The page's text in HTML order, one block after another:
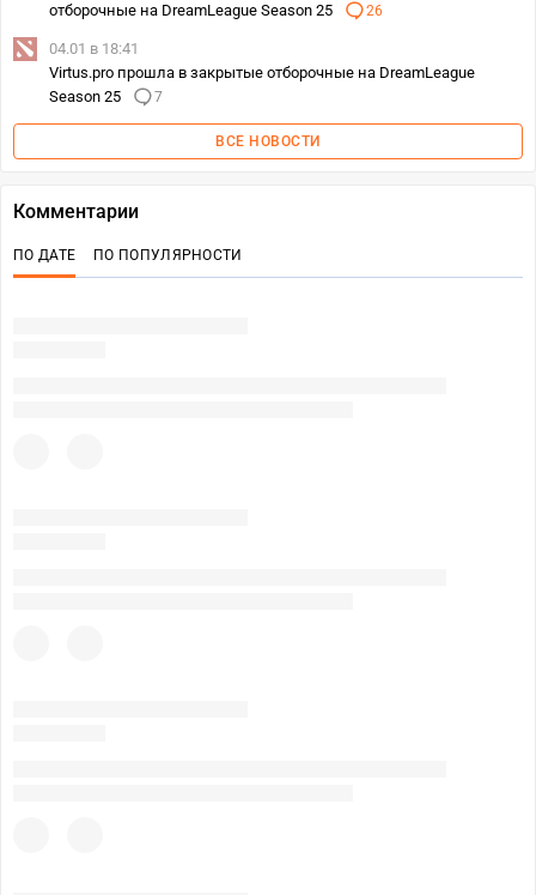
отборочные на DreamLeague Season 25
26
04.01 в 18:41
Virtus.pro прошла в закрытые отборочные на DreamLeague
Season 25
7
ВСЕ НОВОСТИ
Комментарии
ПО ДАТЕ ПО ПОПУЛЯРНОСТИ